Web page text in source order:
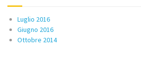
Luglio 2016
Giugno 2016
Ottobre 2014